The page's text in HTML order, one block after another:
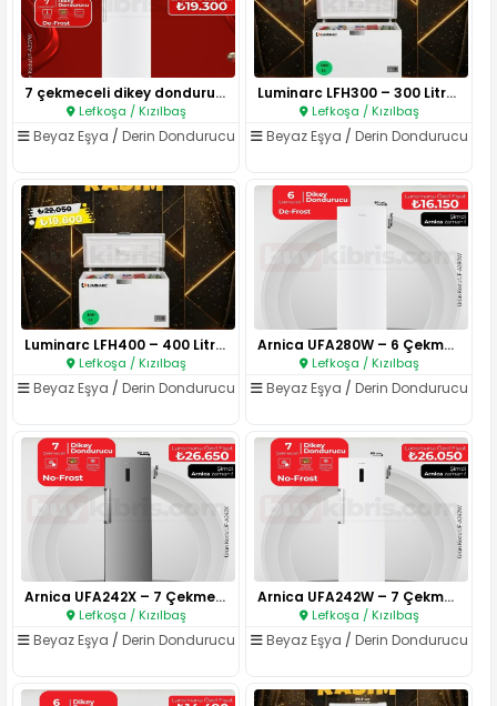
7 çekmeceli dikey dondurucu..
Lefkoşa / Kızılbaş
Beyaz Eşya / Derin Dondurucu
Luminarc LFH300 – 300 Litre Sa..
Lefkoşa / Kızılbaş
Beyaz Eşya / Derin Dondurucu
Luminarc LFH400 – 400 Litre Sa..
Lefkoşa / Kızılbaş
Beyaz Eşya / Derin Dondurucu
Arnica UFA280W – 6 Çekmeceli D..
Lefkoşa / Kızılbaş
Beyaz Eşya / Derin Dondurucu
Arnica UFA242X – 7 Çekmeceli N..
Lefkoşa / Kızılbaş
Beyaz Eşya / Derin Dondurucu
Arnica UFA242W – 7 Çekmeceli N..
Lefkoşa / Kızılbaş
Beyaz Eşya / Derin Dondurucu